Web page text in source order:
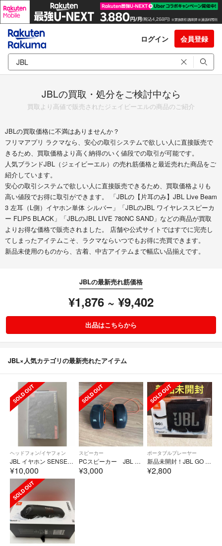
ログイン 会員登録
JBLの買取・処分をご検討中なら
買取より高値で販売されたジェイビーエルの商品のご紹介
JBLの買取価格に不満はありませんか？
フリマアプリ ラクマなら、安心の取引システムで欲しい人に直接販売で
きるため、買取価格より高く納得のいく値段での取引が可能です。
人気ブランドJBL（ジェイビーエル）の売れ筋価格と最近売れた商品をご
紹介しています。
安心の取引システムで欲しい人に直接販売できるため、買取価格よりも
高い値段でお得に取引ができます。 「JBLの​【片耳のみ】JBL Live Beam
3 左耳（L側）イヤホン単体 シルバー」「JBLのJBL ワイヤレススピーカ
ー FLIP5 BLACK」「JBLのJBL LIVE 780NC SAND」などの商品が買取
よりお得な価格で販売されました。 店舗や公式サイトではすでに完売し
てしまったアイテムこそ、ラクマならいつでもお得に売買できます。
新品未使用のものから、古着、中古アイテムまで幅広い品揃えです。
JBLの最新売れ筋価格
¥1,876 ~ ¥9,402
出品はこちらから
JBL×人気カテゴリの最新売れたアイテム
ヘッドフォン/イヤフォン
JBL イヤホン SENSE PRO BLACK 新品未開封
¥10,000
スピーカー
PCスピーカー JBL Pebbles
¥3,000
ポータブルプレーヤー
新品未開封！JBL GO 3 ワイヤレススピーカー
¥2,800